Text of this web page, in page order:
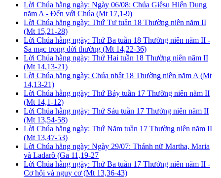
Lời Chúa hằng ngày: Ngày 06/08: Chúa Giêsu Hiển Dung
năm A - Đến với Chúa (Mt 17,1-9)
Lời Chúa hằng ngày: Thứ Tư tuần 18 Thường niên năm II
(Mt 15,21-28)
Lời Chúa hằng ngày: Thứ Ba tuần 18 Thường niên năm II -
Sa mạc trong đời thường (Mt 14,22-36)
Lời Chúa hằng ngày: Thứ Hai tuần 18 Thường niên năm II
(Mt 14,13-21)
Lời Chúa hằng ngày: Chúa nhật 18 Thường niên năm A (Mt
14,13-21)
Lời Chúa hằng ngày: Thứ Bảy tuần 17 Thường niên năm II
(Mt 14,1-12)
Lời Chúa hằng ngày: Thứ Sáu tuần 17 Thường niên năm II
(Mt 13,54-58)
Lời Chúa hằng ngày: Thứ Năm tuần 17 Thường niên năm II
(Mt 13,47-53)
Lời Chúa hằng ngày: Ngày 29/07: Thánh nữ Martha, Maria
và Ladarô (Ga 11,19-27
Lời Chúa hằng ngày: Thứ Ba tuần 17 Thường niên năm II -
Cơ hội và nguy cơ (Mt 13,36-43)